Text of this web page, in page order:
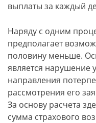
выплаты за каждый
Наряду с одним
предполагает
половину меньше.
является нарушение
направления
рассмотрения его
За основу расчета
сумма страхового